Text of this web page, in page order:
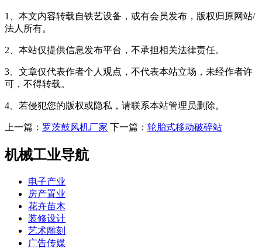
1、本文内容转载自铁艺设备，或有会员发布，版权归原网站/
法人所有。
2、本站仅提供信息发布平台，不承担相关法律责任。
3、文章仅代表作者个人观点，不代表本站立场，未经作者许
可，不得转载。
4、若侵犯您的版权或隐私，请联系本站管理员删除。
上一篇： 罗茨鼓风机厂家 下一篇： 轮胎式移动破碎站
机械工业导航
电子产业
房产置业
花卉苗木
装修设计
艺术雕刻
广告传媒